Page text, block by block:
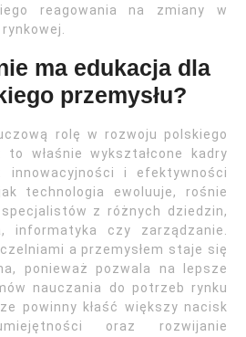
reagowania na zmiany w
ma edukacja dla
przemysłu?
rolę w rozwoju polskiego
to właśnie wykształcone kadry
innowacyjności i efektywności
technologia ewoluuje, rośnie
z różnych dziedzin,
informatyka czy zarządzanie.
a przemysłem staje się
ponieważ pozwala na lepsze
nauczania do potrzeb rynku
powinny kłaść większy nacisk
oraz rozwijanie